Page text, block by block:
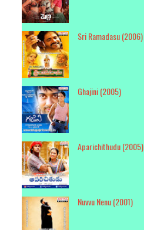
Sri Ramadasu (2006)
Ghajini (2005)
Aparichithudu (2005)
Nuvvu Nenu (2001)